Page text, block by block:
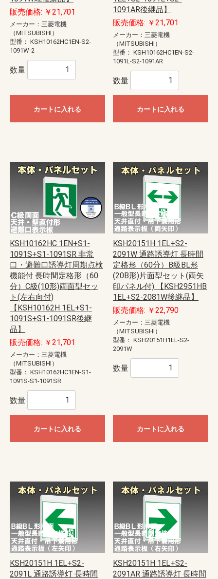
販売価格: ￥21,701
メーカー：三菱電機
（MITSUBISHI）
型番： KSH10162HC1EN-S2-
1091W-2
数量
カートに入れる
1091AR後継品】
販売価格: ￥21,701
メーカー：三菱電機
（MITSUBISHI）
型番： KSH10162HC1EN-S2-
1091L-S2-1091AR
数量
カートに入れる
KSH10162HC 1EN+S1-
1091S+S1-1091SR 非常
口・避難口誘導灯周期点検
機能付 長時間定格形（60
分）C級(10形)両面型セッ
ト(左右向付)
【KSH10162H 1EL+S1-
1091S+S1-1091SR後継
品】
販売価格: ￥21,701
メーカー：三菱電機
（MITSUBISHI）
型番： KSH10162HC1EN-S1-
1091S-S1-1091SR
数量
カートに入れる
KSH20151H 1EL+S2-
2091W 通路誘導灯 長時間
定格形（60分）B級BL形
(20B形)片面型セット(両矢
印パネル付) 【KSH2951HB
1EL+S2-2081W後継品】
販売価格: ￥22,790
メーカー：三菱電機
（MITSUBISHI）
型番： KSH20151H1EL-S2-
2091W
数量
カートに入れる
KSH20151H 1EL+S2-
2091L 通路誘導灯 長時間
KSH20151H 1EL+S2-
2091AR 通路誘導灯 長時間